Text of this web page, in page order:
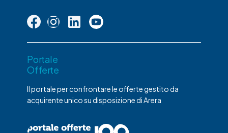
Portale
Offerte
Il portale per confrontare le offerte gestito da
acquirente unico su disposizione di Arera